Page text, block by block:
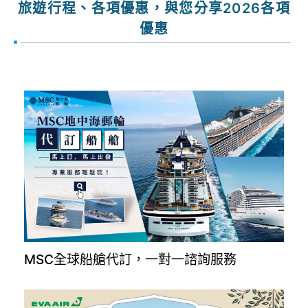
旅遊行程、各項優惠，與您分享2026各項
優惠
MSC全球船艙代訂，一對一諮詢服務